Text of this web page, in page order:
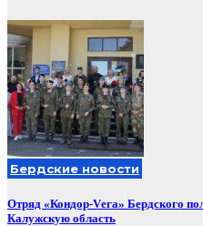
Бердские новости
Отряд «Кондор-Vега» Бердского
Калужскую область